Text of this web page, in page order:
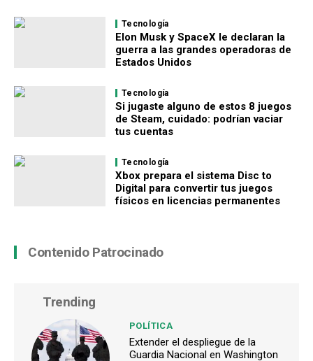
Tecnología
Elon Musk y SpaceX le declaran la
guerra a las grandes operadoras de
Estados Unidos
Tecnología
Si jugaste alguno de estos 8 juegos
de Steam, cuidado: podrían vaciar
tus cuentas
Tecnología
Xbox prepara el sistema Disc to
Digital para convertir tus juegos
físicos en licencias permanentes
Contenido Patrocinado
Trending
POLÍTICA
Extender el despliegue de la
Guardia Nacional en Washington